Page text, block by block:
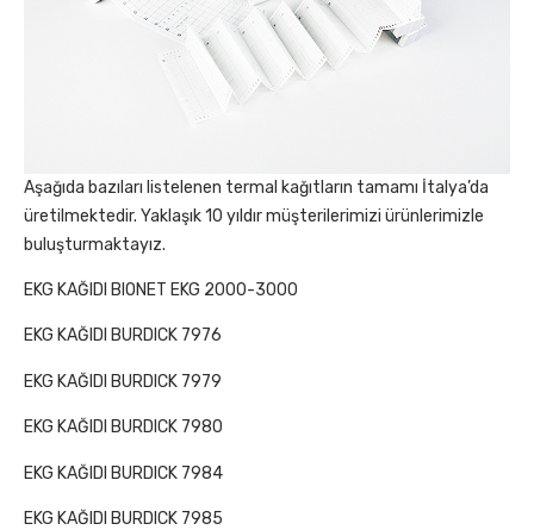
Aşağıda bazıları listelenen termal kağıtların tamamı İtalya’da
üretilmektedir. Yaklaşık 10 yıldır müşterilerimizi ürünlerimizle
buluşturmaktayız.
EKG KAĞIDI BIONET EKG 2000-3000
EKG KAĞIDI BURDICK 7976
EKG KAĞIDI BURDICK 7979
EKG KAĞIDI BURDICK 7980
EKG KAĞIDI BURDICK 7984
EKG KAĞIDI BURDICK 7985